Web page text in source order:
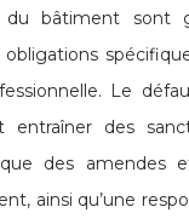
du bâtiment sont
Le
entraîner des
des amendes
ainsi qu’une